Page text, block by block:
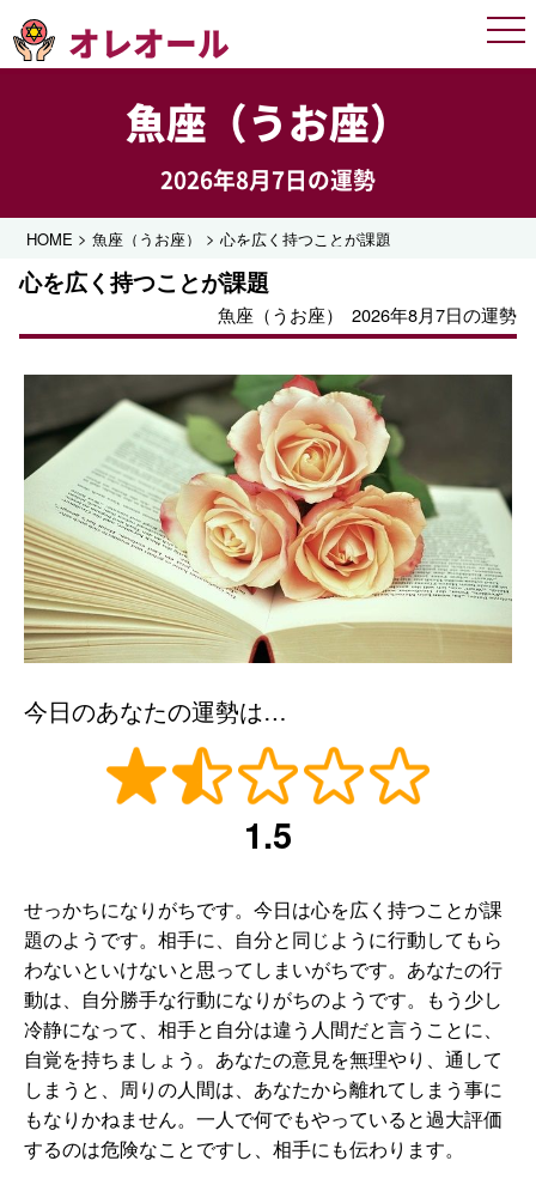
オレオール
魚座（うお座）
2026年8月7日の運勢
HOME >魚座（うお座） >心を広く持つことが課題
心を広く持つことが課題
魚座（うお座） 2026年8月7日の運勢
今日のあなたの運勢は…
1.5
せっかちになりがちです。今日は心を広く持つことが課
題のようです。相手に、自分と同じように行動してもら
わないといけないと思ってしまいがちです。あなたの行
動は、自分勝手な行動になりがちのようです。もう少し
冷静になって、相手と自分は違う人間だと言うことに、
自覚を持ちましょう。あなたの意見を無理やり、通して
しまうと、周りの人間は、あなたから離れてしまう事に
もなりかねません。一人で何でもやっていると過大評価
するのは危険なことですし、相手にも伝わります。